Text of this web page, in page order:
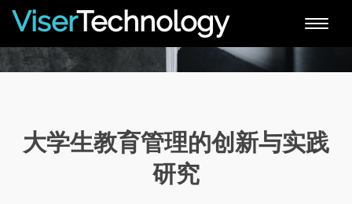
Toggle
ViserTechnology
大学生教育管理的创新与实践
研究